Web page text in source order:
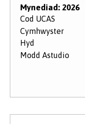
Mynediad: 2026
Cod UCAS
Cymhwyster
Hyd
Modd Astudio